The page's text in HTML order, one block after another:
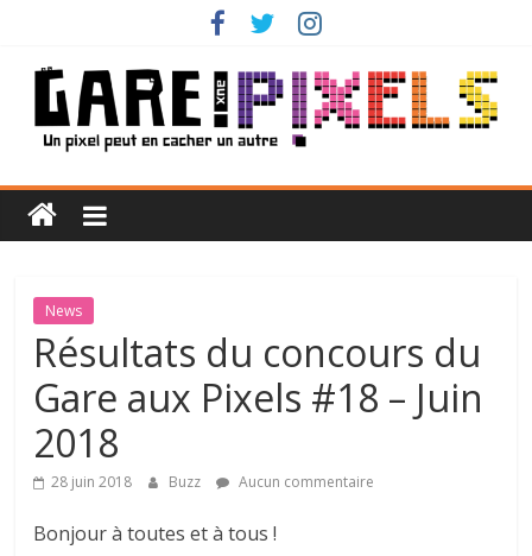
contenu
Gare
aux
Pixels
Un
pixel
peut
en
cacher
autre
News
Résultats du concours du
Gare aux Pixels #18 – Juin
2018
28 juin 2018 Buzz Aucun commentaire
Bonjour à toutes et à tous !